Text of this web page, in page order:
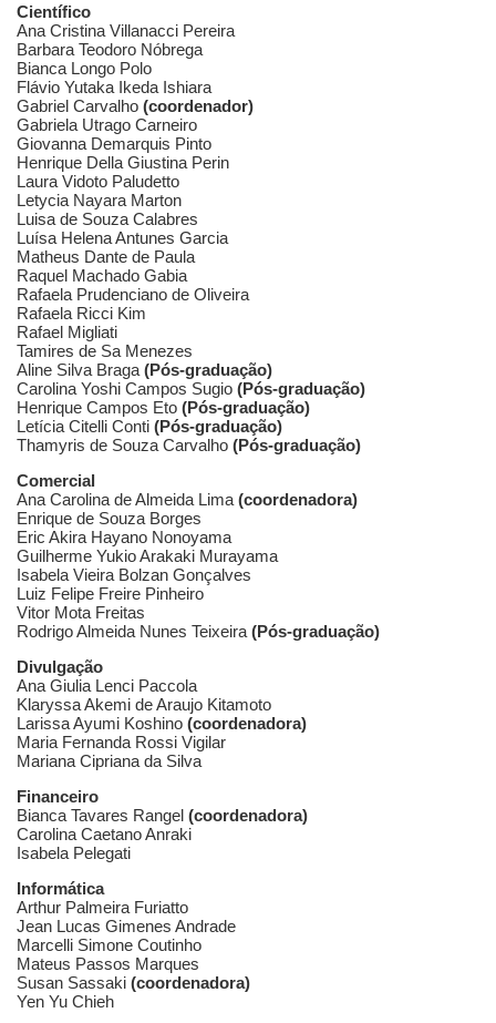
Científico
Ana Cristina Villanacci Pereira
Barbara Teodoro Nóbrega
Bianca Longo Polo
Flávio Yutaka Ikeda Ishiara
Gabriel Carvalho (coordenador)
Gabriela Utrago Carneiro
Giovanna Demarquis Pinto
Henrique Della Giustina Perin
Laura Vidoto Paludetto
Letycia Nayara Marton
Luisa de Souza Calabres
Luísa Helena Antunes Garcia
Matheus Dante de Paula
Raquel Machado Gabia
Rafaela Prudenciano de Oliveira
Rafaela Ricci Kim
Rafael Migliati
Tamires de Sa Menezes
Aline Silva Braga (Pós-graduação)
Carolina Yoshi Campos Sugio (Pós-graduação)
Henrique Campos Eto (Pós-graduação)
Letícia Citelli Conti (Pós-graduação)
Thamyris de Souza Carvalho (Pós-graduação)
Comercial
Ana Carolina de Almeida Lima (coordenadora)
Enrique de Souza Borges
Eric Akira Hayano Nonoyama
Guilherme Yukio Arakaki Murayama
Isabela Vieira Bolzan Gonçalves
Luiz Felipe Freire Pinheiro
Vitor Mota Freitas
Rodrigo Almeida Nunes Teixeira (Pós-graduação)
Divulgação
Ana Giulia Lenci Paccola
Klaryssa Akemi de Araujo Kitamoto
Larissa Ayumi Koshino (coordenadora)
Maria Fernanda Rossi Vigilar
Mariana Cipriana da Silva
Financeiro
Bianca Tavares Rangel (coordenadora)
Carolina Caetano Anraki
Isabela Pelegati
Informática
Arthur Palmeira Furiatto
Jean Lucas Gimenes Andrade
Marcelli Simone Coutinho
Mateus Passos Marques
Susan Sassaki (coordenadora)
Yen Yu Chieh